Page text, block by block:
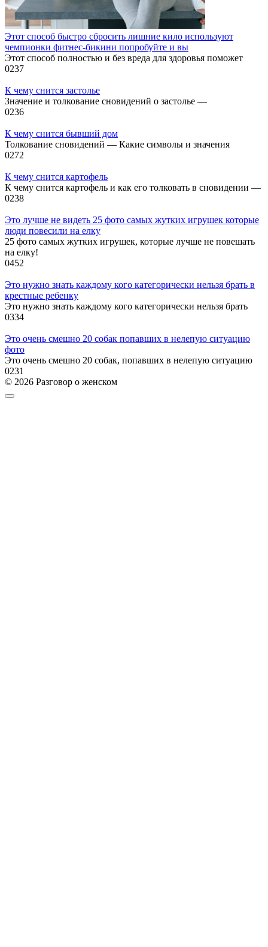
Этот способ быстро сбросить лишние кило используют
чемпионки фитнес-бикини попробуйте и вы
Этот способ полностью и без вреда для здоровья поможет
0237
К чему снится застолье
Значение и толкование сновидений о застолье —
0236
К чему снится бывший дом
Толкование сновидений — Какие символы и значения
0272
К чему снится картофель
К чему снится картофель и как его толковать в сновидении —
0238
Это лучше не видеть 25 фото самых жутких игрушек которые
люди повесили на елку
25 фото самых жутких игрушек, которые лучше не повешать
на елку!
0452
Это нужно знать каждому кого категорически нельзя брать в
крестные ребенку
Это нужно знать каждому кого категорически нельзя брать
0334
Это очень смешно 20 собак попавших в нелепую ситуацию
фото
Это очень смешно 20 собак, попавших в нелепую ситуацию
0231
© 2026 Разговор о женском